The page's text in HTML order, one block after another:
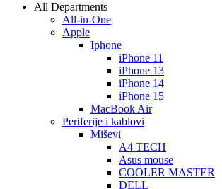
All Departments
All-in-One
Apple
Iphone
iPhone 11
iPhone 13
iPhone 14
iPhone 15
MacBook Air
Periferije i kablovi
Miševi
A4 TECH
Asus mouse
COOLER MASTER
DELL